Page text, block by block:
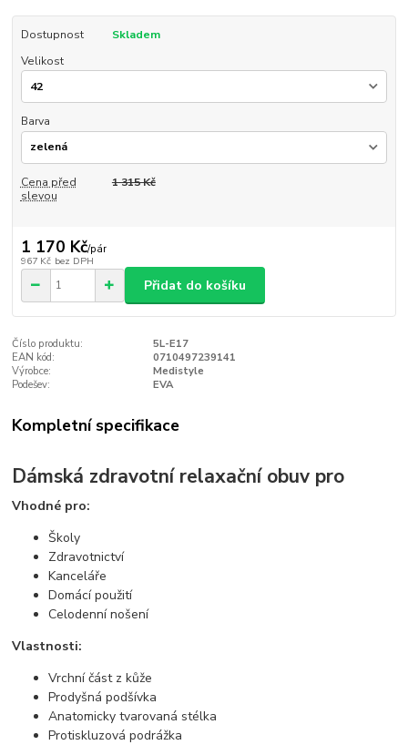
Dostupnost
Skladem
Velikost
Barva
Cena před
slevou
1 315 Kč
1 170 Kč/pár
967 Kč bez DPH
Přidat do košíku
Číslo produktu:
5L-E17
EAN kód:
0710497239141
Výrobce:
Medistyle
Podešev:
EVA
Kompletní specifikace
Dámská zdravotní relaxační obuv pro
Vhodné pro:
Školy
Zdravotnictví
Kanceláře
Domácí použití
Celodenní nošení
Vlastnosti:
Vrchní část z kůže
Prodyšná podšívka
Anatomicky tvarovaná stélka
Protiskluzová podrážka